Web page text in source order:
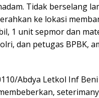
Tidak berselang
ke lokasi
1 unit sepmor dan
dan petugas BPBK,
Abdya Letkol Inf